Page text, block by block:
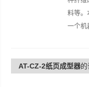
料等。
一个机
AT-CZ-2纸页成型器的